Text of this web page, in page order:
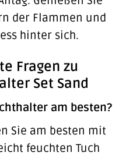
der Flammen und
hinter sich.
Fragen zu
Set Sand
am besten?
Sie am besten mit
feuchten Tuch